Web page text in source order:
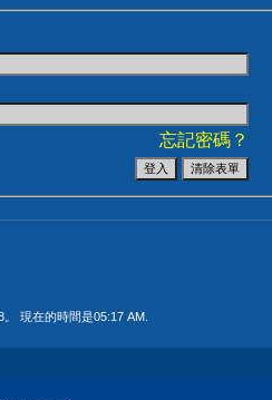
忘記密碼？
。 現在的時間是05:17 AM